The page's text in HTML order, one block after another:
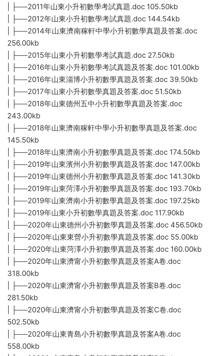
| ├──2011年山東小升初數學考試真題.doc 105.50kb
| ├──2012年山東小升初數學考試真題.doc 144.54kb
| ├──2014年山東濟南稼軒中學小升初數學真題及答案.doc
256.00kb
| ├──2015年山東小升初數學考試真題.doc 27.50kb
| ├──2016年山東小升初數學考試真題及答案.doc 101.00kb
| ├──2016年山東淄博小升初數學真題及答案.doc 39.50kb
| ├──2017年山東小升初數學真題及答案.doc 51.50kb
| ├──2018年山東德州五中小升初數學真題及答案.doc
243.00kb
| ├──2018年山東濟南稼軒中學小升初數學真題及答案.doc
145.50kb
| ├──2018年山東濟南小升初數學真題及答案.doc 174.50kb
| ├──2019年山東濱州小升初數學真題及答案.doc 147.00kb
| ├──2019年山東德州小升初數學真題及答案.doc 141.30kb
| ├──2019年山東菏澤小升初數學真題及答案.doc 193.70kb
| ├──2019年山東濟南小升初數學真題及答案.doc 197.25kb
| ├──2019年山東小升初數學真題及答案.doc 117.90kb
| ├──2020年山東德州小升初數學真題及答案.doc 456.50kb
| ├──2020年山東東營小升初數學真題及答案.doc 55.00kb
| ├──2020年山東菏澤小升初數學真題及答案.doc 160.00kb
| ├──2020年山東濟甯小升初數學真題及答案A卷.doc
318.00kb
| ├──2020年山東濟甯小升初數學真題及答案B卷.doc
281.50kb
| ├──2020年山東濟甯小升初數學真題及答案C卷.doc
502.50kb
| ├──2020年山東青島小升初數學真題及答案A卷.doc
558.00kb